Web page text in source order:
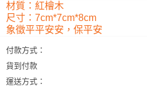
材質：紅檜木
尺寸：7cm*7cm*8cm
象徵平平安安，保平安
付款方式：
貨到付款
運送方式：